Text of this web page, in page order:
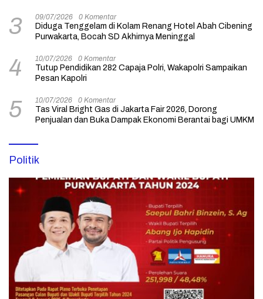
3 09/07/2026 0 Komentar
Diduga Tenggelam di Kolam Renang Hotel Abah Cibening
Purwakarta, Bocah SD Akhirnya Meninggal
4 10/07/2026 0 Komentar
Tutup Pendidikan 282 Capaja Polri, Wakapolri Sampaikan
Pesan Kapolri
5 10/07/2026 0 Komentar
Tas Viral Bright Gas di Jakarta Fair 2026, Dorong
Penjualan dan Buka Dampak Ekonomi Berantai bagi UMKM
Politik